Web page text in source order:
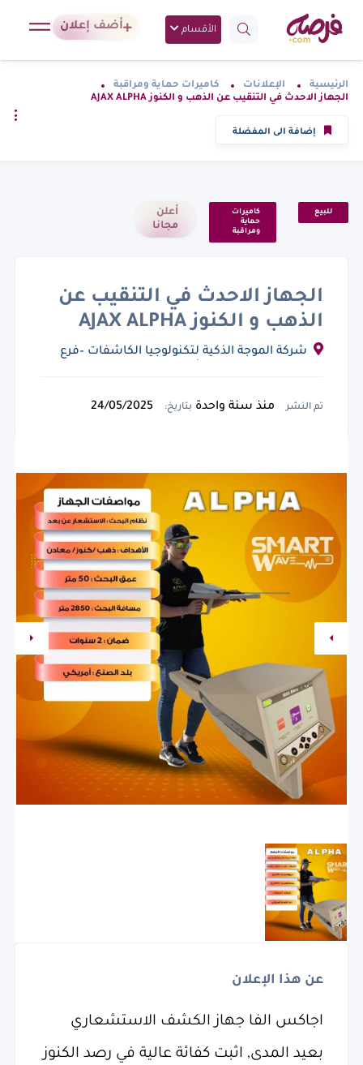
الأقسام أضف إعلان
الرئيسية الإعلانات
كاميرات حماية ومراقبة
الجهاز الاحدث في التنقيب عن الذهب و الكنوز AJAX ALPHA
إضافة الى المفضلة
للبيع
كاميرات
حماية
ومراقبة
أعلن
مجانا
الجهاز الاحدث في التنقيب عن
الذهب و الكنوز AJAX ALPHA
شركة الموجة الذكية لتكنولوجيا الكاشفات –فرع
سلطنة عمان
تم النشر منذ سنة واحدة بتاريخ:
عن هذا الإعلان
اجاكس الفا جهاز الكشف الاستشعاري
بعيد المدى, اثبت كفائة عالية في رصد الكنوز